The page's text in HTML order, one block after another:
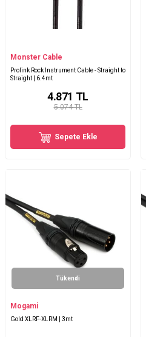
Monster Cable
Prolink Rock Instrument Cable - Straight to
Straight | 6.4mt
5.074 TL
4.871 TL
Sepete Ekle
Tükendi
Mogami
Gold XLRF-XLRM | 3mt